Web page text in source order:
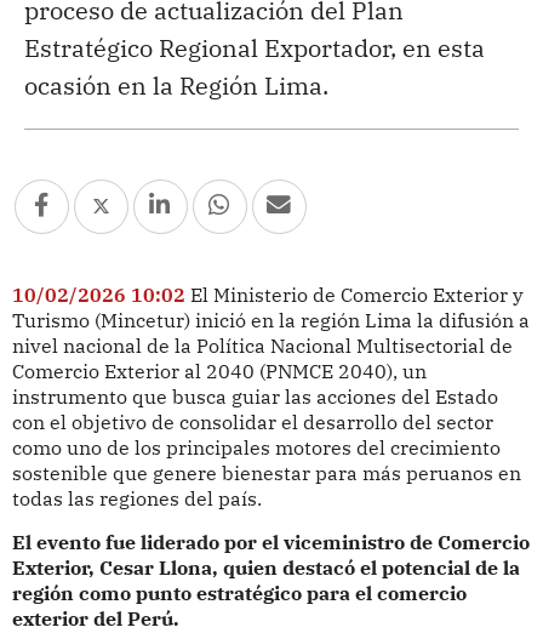
proceso de actualización del Plan
Estratégico Regional Exportador, en esta
ocasión en la Región Lima.
10/02/2026 10:02 El Ministerio de Comercio Exterior y
Turismo (Mincetur) inició en la región Lima la difusión a
nivel nacional de la Política Nacional Multisectorial de
Comercio Exterior al 2040 (PNMCE 2040), un
instrumento que busca guiar las acciones del Estado
con el objetivo de consolidar el desarrollo del sector
como uno de los principales motores del crecimiento
sostenible que genere bienestar para más peruanos en
todas las regiones del país.
El evento fue liderado por el viceministro de Comercio
Exterior, Cesar Llona, quien destacó el potencial de la
región como punto estratégico para el comercio
exterior del Perú.